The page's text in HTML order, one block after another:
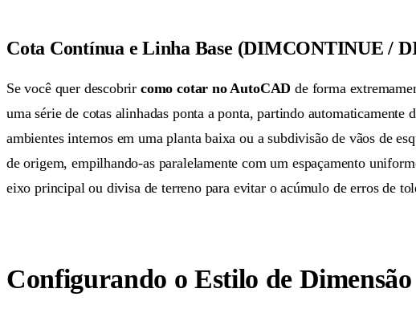
Cota Contínua e Linha Base (DIMCONTINUE /
Se você quer descobrir como cotar no AutoCAD de forma
uma série de cotas alinhadas ponta a ponta, partindo
ambientes internos em uma planta baixa ou a subdivisão de vãos de
de origem, empilhando-as paralelamente com um espaçamento
eixo principal ou divisa de terreno para evitar o acúmulo de erros de
Configurando o Estilo de